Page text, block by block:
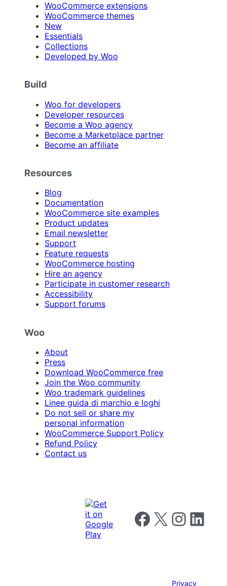
WooCommerce extensions
WooCommerce themes
New
Essentials
Collections
Developed by Woo
Build
Woo for developers
Developer resources
Become a Woo agency
Become a Marketplace partner
Become an affiliate
Resources
Blog
Documentation
WooCommerce site examples
Product updates
Email newsletter
Support
Feature requests
WooCommerce hosting
Hire an agency
Participate in customer research
Accessibility
Support forums
Woo
About
Press
Download WooCommerce free
Join the Woo community
Woo trademark guidelines
Linee guida di marchio e loghi
Do not sell or share my
personal information
WooCommerce Support Policy
Refund Policy
Contact us
Follow us on Facebook
Follow us on X Follow us on
Follow us
Privacy